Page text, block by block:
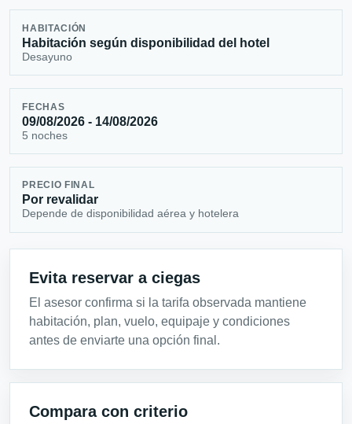
HABITACIÓN
Habitación según disponibilidad del hotel
Desayuno
FECHAS
09/08/2026 - 14/08/2026
5 noches
PRECIO FINAL
Por revalidar
Depende de disponibilidad aérea y hotelera
Evita reservar a ciegas
El asesor confirma si la tarifa observada mantiene
habitación, plan, vuelo, equipaje y condiciones
antes de enviarte una opción final.
Compara con criterio